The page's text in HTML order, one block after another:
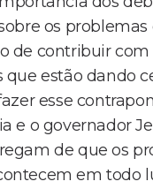
os problemas
de contribuir com
que estão dando
esse
e o governador
de que os
em todo